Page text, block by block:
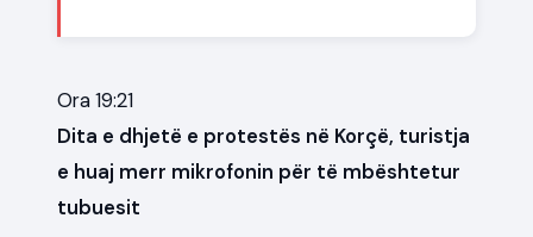
Ora 19:21
Dita e dhjetë e protestës në Korçë, turistja
e huaj merr mikrofonin për të mbështetur
tubuesit